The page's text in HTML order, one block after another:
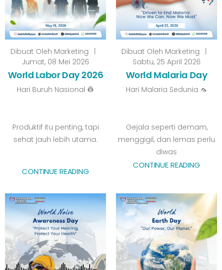
Dibuat Oleh Marketing
Jumat, 08 Mei 2026
World Labor Day 2026
Hari Buruh Nasional 👷
Produktif itu penting, tapi
sehat jauh lebih utama.
CONTINUE READING
Dibuat Oleh Marketing
Sabtu, 25 April 2026
World Malaria Day
Hari Malaria Sedunia 🦟
Gejala seperti demam,
menggigil, dan lemas perlu
diwas
CONTINUE READING